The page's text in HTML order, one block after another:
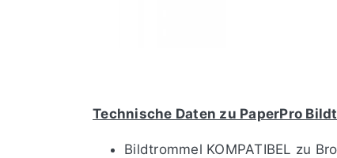
Technische Daten zu PaperPro
Bildtrommel KOMPATIBEL zu